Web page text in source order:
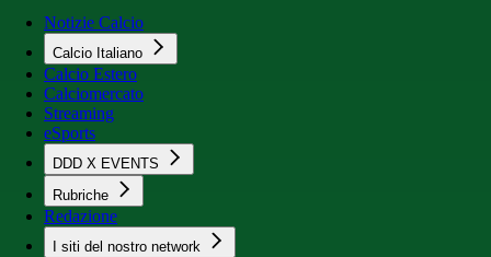
Notizie Calcio
Calcio Italiano
Calcio Estero
Calciomercato
Streaming
eSports
DDD X EVENTS
Rubriche
Redazione
I siti del nostro network